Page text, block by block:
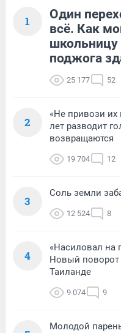
1
Один
всё. Как
школьницу
поджога
25 177 52
2
«Не привози их
лет разводит
возвращаются
19 704 12
3
Соль земли
12 524 8
4
«Насиловал на
Новый поворот
Таиланде
9 074 9
Молодой